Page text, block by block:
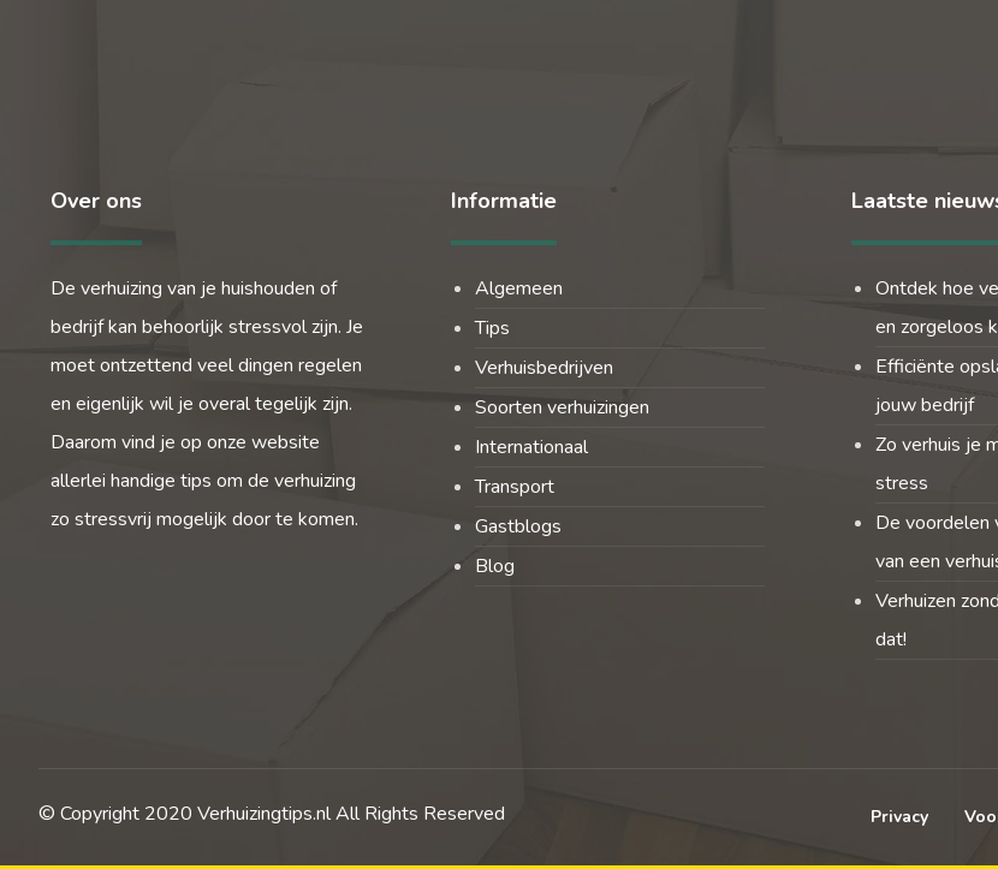
Over ons
De verhuizing van je huishouden of
bedrijf kan behoorlijk stressvol zijn. Je
moet ontzettend veel dingen regelen
en eigenlijk wil je overal tegelijk zijn.
Daarom vind je op onze website
allerlei handige tips om de verhuizing
zo stressvrij mogelijk door te komen.
Informatie
Algemeen
Tips
Verhuisbedrijven
Soorten verhuizingen
Internationaal
Transport
Gastblogs
Blog
Laatste
Ontdek hoe
en zorgeloos
Efficiënte
jouw bedrijf
Zo verhuis je
stress
De voordelen
van een
Verhuizen
dat!
© Copyright 2020 Verhuizingtips.nl All Rights Reserved Privacy